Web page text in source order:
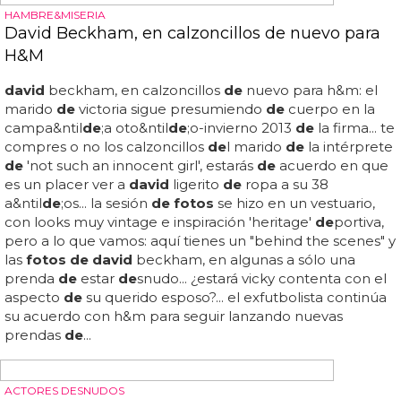
¡ave maría! los rizos másdeseados: las fotosmás
calientes
cuando vimos el culode davidbisbaldesnudo en el
vídeode'dígale' y media espa&ntilde;a se volvió loca
ante tal imagen... ¡hasta hemos visto al cantante dela
orquesta expresiones acariciando una gran trompa en
televisión! en la galería tienes adavid bisbaldesnudo: las
mejoresfotos de l triunfitodelos rizosde oro... más
cantantesdesnudos marchando ¿te has atrevido a
entrar? eso es que entonces no te horripila tanto el
triunfitode mayor éxitodela historia,davidbisbal,
consejerodeseguridad en internet...